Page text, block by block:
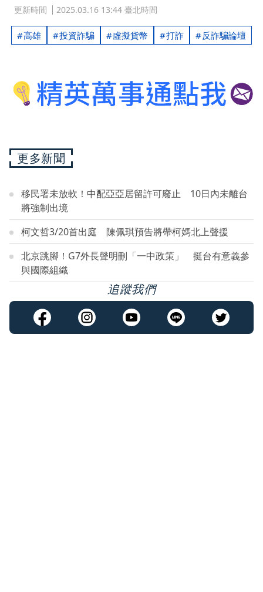
更新時間 2025.03.16 13:44 臺北時間
高雄 投資詐騙 虛擬貨幣 打詐 反詐騙論壇
更多新聞
移民署未放軟！中配亞亞居留許可廢止 10日內未離台
將強制出境
柯文哲3/20首出庭 陳佩琪預告將帶柯媽北上聲援
北京跳腳！G7外長聲明刪「一中政策」 挺台有意義參
與國際組織
追蹤我們